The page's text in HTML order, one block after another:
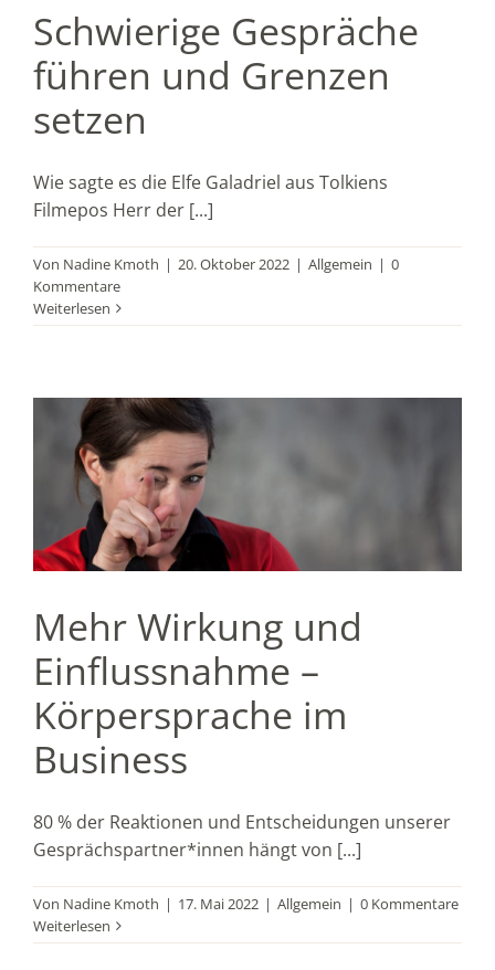
Schwierige Gespräche
führen und Grenzen
setzen
Wie sagte es die Elfe Galadriel aus Tolkiens
Filmepos Herr der [...]
Von Nadine Kmoth | 20. Oktober 2022 | Allgemein | 0
Kommentare
Weiterlesen
Mehr Wirkung und
Einflussnahme –
Körpersprache im
Business
80 % der Reaktionen und Entscheidungen unserer
Gesprächspartner*innen hängt von [...]
Von Nadine Kmoth | 17. Mai 2022 | Allgemein | 0 Kommentare
Weiterlesen